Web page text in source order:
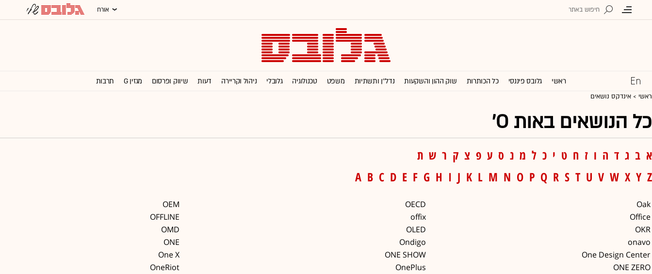
אורח
ראשי גלובס פיננסי כל הכותרות שוק ההון והשקעות נדל''ן ותשתיות משפט טכנולוגיה גלובלי ניהול וקריירה דעות שיווק ופרסום מגזין G תרבות
ראשי > אינדקס נושאים
כל הנושאים באות O'
א ב ג ד ה ו ז ח ט י כ ל מ נ ס ע פ צ ק ר ש ת
A B C D E F G H I J K L M N O P Q R S T U V W X Y Z
Oak
OECD
OEM
Office
offix
OFFLINE
OKR
OLED
OMD
onavo
Ondigo
ONE
ONE SHOW
One X
ONE ZERO
OnePlus
OneRiot